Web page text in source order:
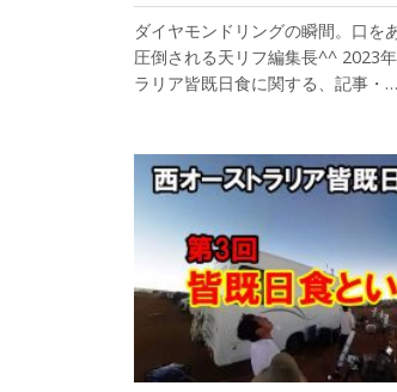
ダイヤモンドリングの瞬間。口を
圧倒される天リフ編集長^^ 2023
ラリア皆既日食に関する、記事・…